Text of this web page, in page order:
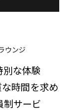
ウンジ
別な体験
時間を求め
制サービ